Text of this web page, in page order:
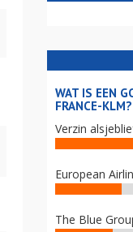
WAT IS EEN
FRANCE-KLM?
Verzin
European
The Blue